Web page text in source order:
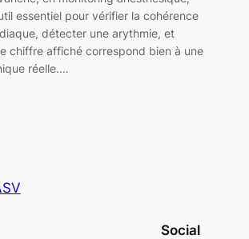
essentiel pour vérifier la cohérence
détecter une arythmie, et
chiffre affiché correspond bien à une
réelle.…
Social